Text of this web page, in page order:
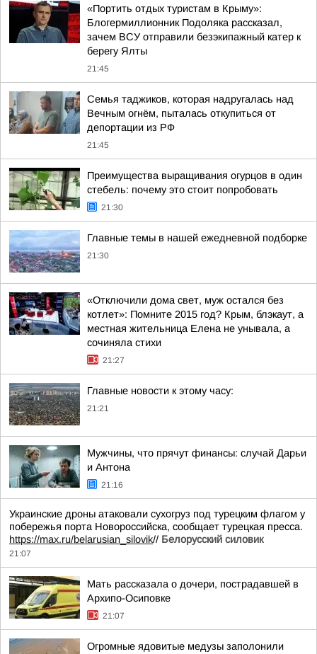
«Портить отдых туристам в Крыму»:
Блогермиллионник Подоляка рассказал,
зачем ВСУ отправили безэкипажный катер к
берегу Ялты
21:45
Семья таджиков, которая надругалась над
Вечным огнём, пыталась откупиться от
депортации из РФ
21:45
Преимущества выращивания огурцов в один
стебель: почему это стоит попробовать
21:30
Главные темы в нашей ежедневной подборке
21:30
«Отключили дома свет, муж остался без
котлет»: Помните 2015 год? Крым, блэкаут, а
местная жительница Елена не унывала, а
сочиняла стихи
21:27
Главные новости к этому часу:
21:21
Мужчины, что прячут финансы: случай Дарьи
и Антона
21:16
Украинские дроны атаковали сухогруз под турецким флагом у
побережья порта Новороссийска, сообщает турецкая пресса.
https://max.ru/belarusian_silovik// Белорусский силовик
21:07
Мать рассказала о дочери, пострадавшей в
Архипо-Осиповке
21:07
Огромные ядовитые медузы заполонили